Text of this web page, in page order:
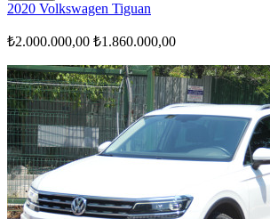
2020 Volkswagen Tiguan
₺2.000.000,00 ₺1.860.000,00